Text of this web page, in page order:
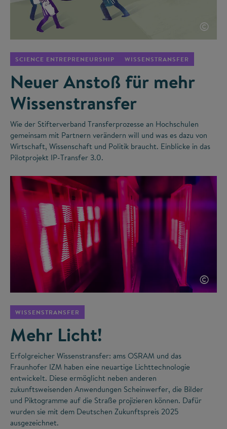
©
SCIENCE ENTREPRENEURSHIP WISSENSTRANSFER
Neuer Anstoß für mehr
Wissenstransfer
Wie der Stifterverband Transferprozesse an Hochschulen
gemeinsam mit Partnern verändern will und was es dazu von
Wirtschaft, Wissenschaft und Politik braucht. Einblicke in das
Pilotprojekt IP-Transfer 3.0.
©
WISSENSTRANSFER
Mehr Licht!
Erfolgreicher Wissenstransfer: ams OSRAM und das
Fraunhofer IZM haben eine neuartige Lichttechnologie
entwickelt. Diese ermöglicht neben anderen
zukunftsweisenden Anwendungen Scheinwerfer, die Bilder
und Piktogramme auf die Straße projizieren können. Dafür
wurden sie mit dem Deutschen Zukunftspreis 2025
ausgezeichnet.